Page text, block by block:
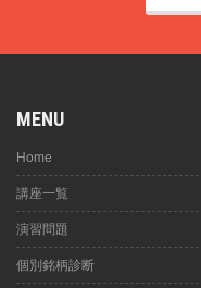
MENU
Home
講座一覧
演習問題
個別銘柄診断